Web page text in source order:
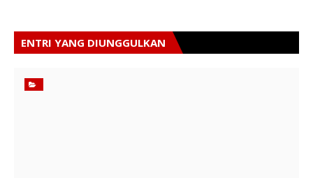
ENTRI YANG DIUNGGULKAN